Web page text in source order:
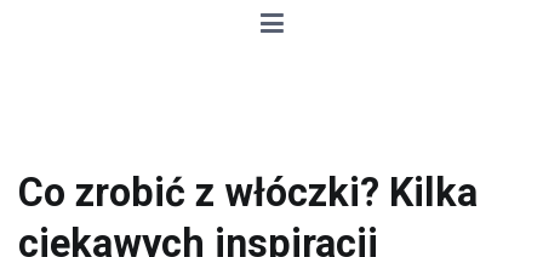
przedsiębiorczość, kariera zawodowa,
Co zrobić z włóczki? Kilka
ciekawych inspiracji